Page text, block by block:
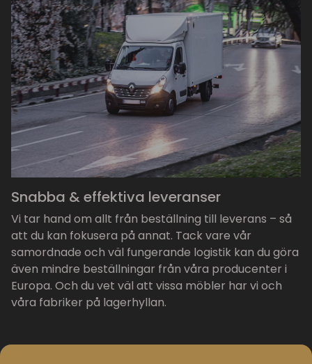
Snabba & effektiva leveranser
Vi tar hand om allt från beställning till leverans – så
att du kan fokusera på annat. Tack vare vår
samordnade och väl fungerande logistik kan du göra
även mindre beställningar från våra producenter i
Europa. Och du vet väl att vissa möbler har vi och
våra fabriker på lagerhyllan.